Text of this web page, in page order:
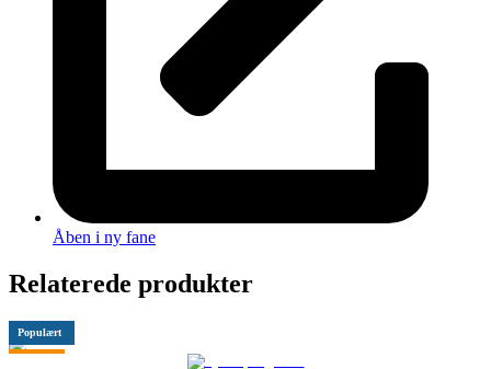
Åben i ny fane
Relaterede produkter
Populært